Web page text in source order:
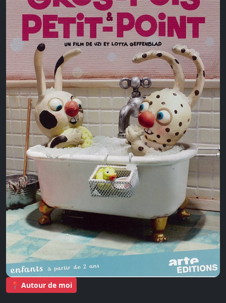
📍 Autour de moi